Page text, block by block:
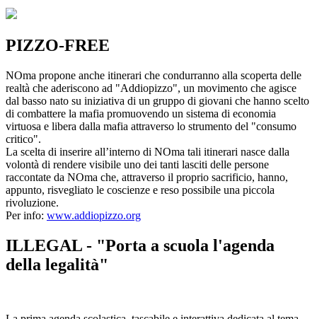
PIZZO-FREE
NOma propone anche itinerari che condurranno alla scoperta delle
realtà che aderiscono ad "Addiopizzo", un movimento che agisce
dal basso nato su iniziativa di un gruppo di giovani che hanno scelto
di combattere la mafia promuovendo un sistema di economia
virtuosa e libera dalla mafia attraverso lo strumento del "consumo
critico".
La scelta di inserire all’interno di NOma tali itinerari nasce dalla
volontà di rendere visibile uno dei tanti lasciti delle persone
raccontate da NOma che, attraverso il proprio sacrificio, hanno,
appunto, risvegliato le coscienze e reso possibile una piccola
rivoluzione.
Per info: www.addiopizzo.org
ILLEGAL - "Porta a scuola l'agenda
della legalità"